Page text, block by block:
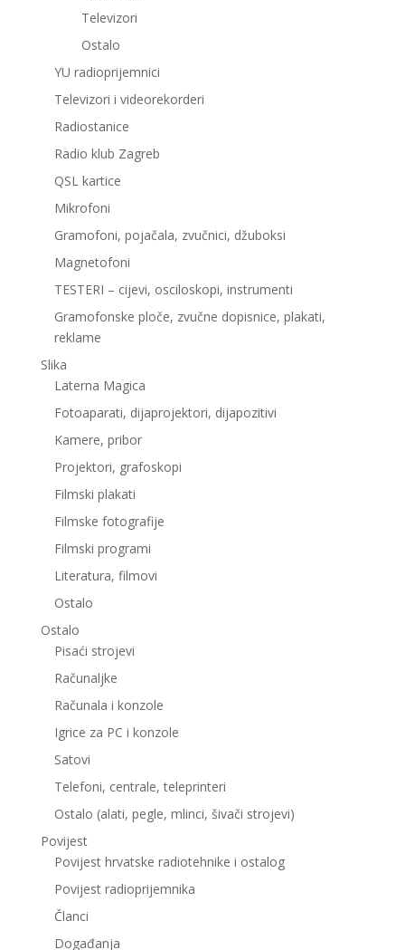
Televizori
Ostalo
YU radioprijemnici
Televizori i videorekorderi
Radiostanice
Radio klub Zagreb
QSL kartice
Mikrofoni
Gramofoni, pojačala, zvučnici, džuboksi
Magnetofoni
TESTERI – cijevi, osciloskopi, instrumenti
Gramofonske ploče, zvučne dopisnice, plakati,
reklame
Slika
Laterna Magica
Fotoaparati, dijaprojektori, dijapozitivi
Kamere, pribor
Projektori, grafoskopi
Filmski plakati
Filmske fotografije
Filmski programi
Literatura, filmovi
Ostalo
Ostalo
Pisaći strojevi
Računaljke
Računala i konzole
Igrice za PC i konzole
Satovi
Telefoni, centrale, teleprinteri
Ostalo (alati, pegle, mlinci, šivači strojevi)
Povijest
Povijest hrvatske radiotehnike i ostalog
Povijest radioprijemnika
Članci
Događanja